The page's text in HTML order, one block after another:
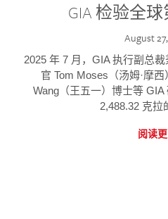
GIA 检验全
August
2025 年 7 月，GIA 执行副总
官 Tom Moses（汤姆·摩
Wang（王五一）博士等
2,488.32 克拉
阅读